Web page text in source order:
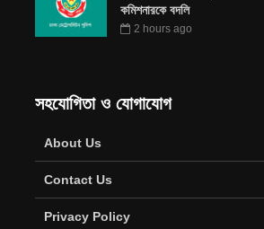
কমিশনারকে বদলি
2 hours ago
সহযোগিতা ও যোগাযোগ
About Us
Contact Us
Privacy Policy